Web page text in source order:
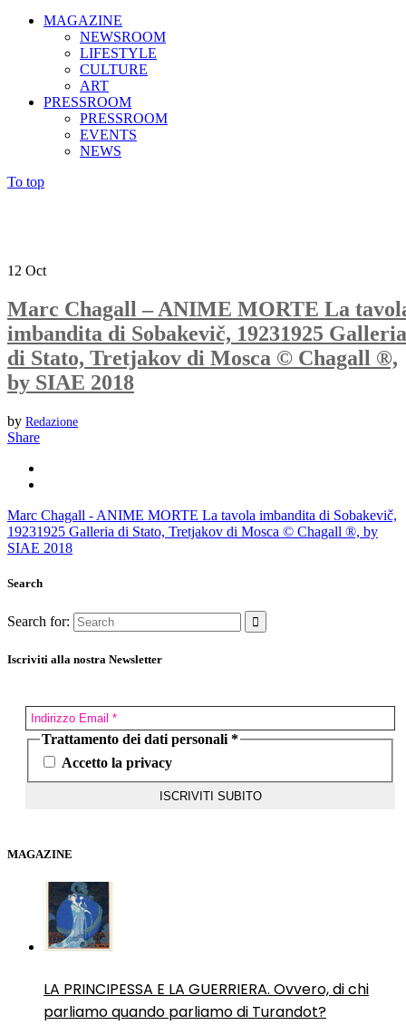
MAGAZINE
NEWSROOM
LIFESTYLE
CULTURE
ART
PRESSROOM
PRESSROOM
EVENTS
NEWS
To top
12 Oct
Marc Chagall – ANIME MORTE La
imbandita di Sobakevič, 19231925 Galleria
di Stato, Tretjakov di Mosca © Chagall ®,
by SIAE 2018
by Redazione
Share
Marc Chagall - ANIME MORTE La tavola imbandita di Sobakevič,
19231925 Galleria di Stato, Tretjakov di Mosca © Chagall ®, by
SIAE 2018
Search
Search for:
Iscriviti alla nostra Newsletter
Trattamento dei dati personali *
Accetto la privacy
MAGAZINE
LA PRINCIPESSA E LA GUERRIERA. Ovvero, di chi
parliamo quando parliamo di Turandot?